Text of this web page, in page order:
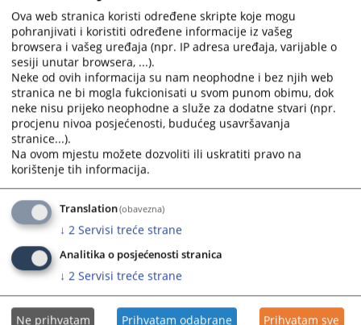
MEĐUNARODNI KRIVIČNI SUD
https://www.iccnow.org/
EVROPSKO PRAVO I INSTITUCIJE
EVROPSKA UNIJA
https://europa.eu.int/
EVROPSKI SUD
https://curia.eu.int/en/
EVROPSKI OMBUDSMAN
https://www.euro-ombudsman.eu.int
SAVET EVROPE U STRAZBURU
https://www.coe.int
EVROPSKI SUD ZA LJUDSKA PRAVA
https://www.echr.coe.int
MEĐUNARODNE ORGANIZACIJE I SUDOVI
UJEDINJENE NACIJE
https://www.un.org/
MEĐUNARODNI SUD PRAVDE
Ova web stranica koristi određene skripte koje mogu
pohranjivati i koristiti određene informacije iz vašeg
browsera i vašeg uređaja (npr. IP adresa uređaja, varijable o
sesiji unutar browsera, ...).
Neke od ovih informacija su nam neophodne i bez njih web
stranica ne bi mogla fukcionisati u svom punom obimu, dok
neke nisu prijeko neophodne a služe za dodatne stvari (npr.
procjenu nivoa posjećenosti, budućeg usavršavanja
stranice...).
Na ovom mjestu možete dozvoliti ili uskratiti pravo na
korištenje tih informacija.
Translation(obavezna)
↓ 2 Servisi treće strane
Analitika o posjećenosti stranica
↓ 2 Servisi treće strane
Ne prihvatam Prihvatam odabrane Prihvatam sve